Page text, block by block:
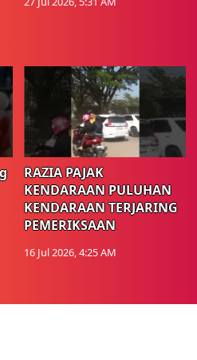
RAZIA PAJAK
KENDARAAN PULUHAN
KENDARAAN TERJARING
PEMERIKSAAN
16 Jul 2026, 4:25 AM